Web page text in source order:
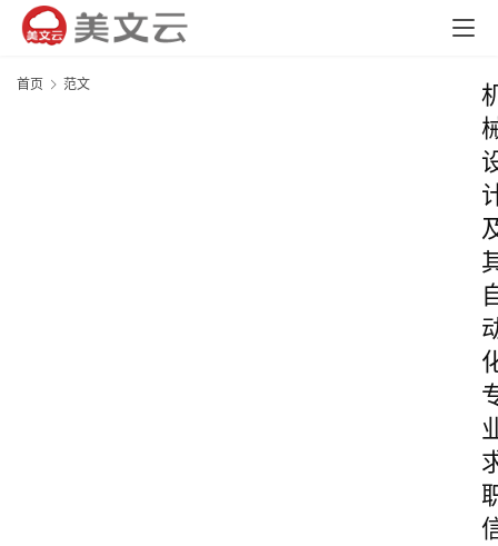
首页 范文